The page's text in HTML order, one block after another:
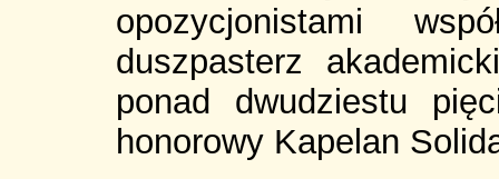
opozycjonistami
duszpasterz
ponad dwudziestu
honorowy Kapelan